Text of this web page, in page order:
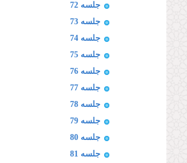
جلسه 72
جلسه 73
جلسه 74
جلسه 75
جلسه 76
جلسه 77
جلسه 78
جلسه 79
جلسه 80
جلسه 81